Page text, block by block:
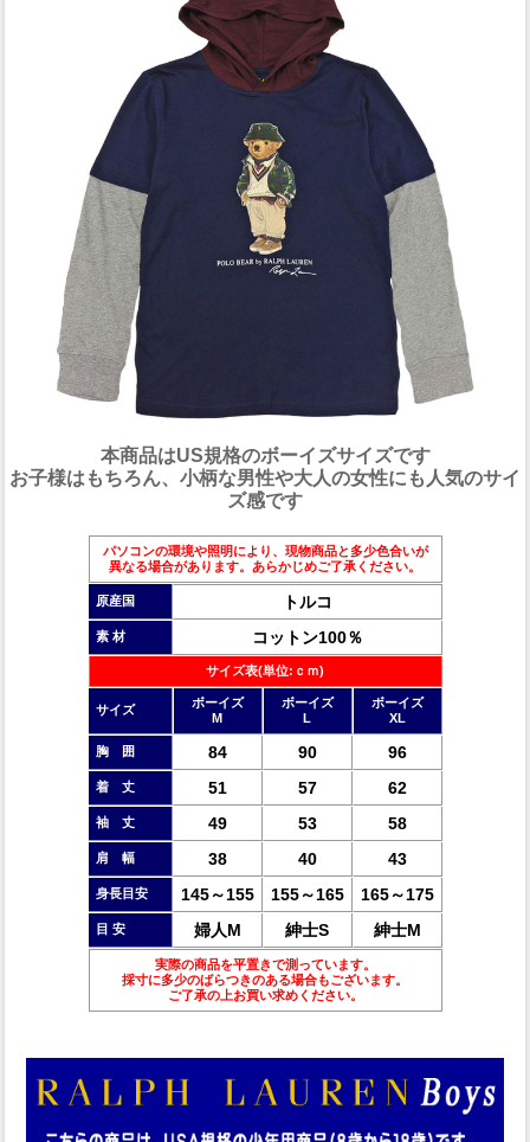
本商品はUS規格のボーイズサイズです
お子様はもちろん、小柄な男性や大人の女性にも人気のサイ
ズ感です
パソコンの環境や照明により、現物商品と多少色合いが
異なる場合があります。あらかじめご了承ください。
原産国 トルコ
素 材 コットン100％
サイズ表(単位:ｃｍ)
サイズ
ボーイズ
M
ボーイズ
L
ボーイズ
XL
胸 囲 84 90 96
着 丈 51 57 62
袖 丈 49 53 58
肩 幅 38 40 43
身長目安 145～155 155～165 165～175
目 安 婦人M 紳士S 紳士M
実際の商品を平置きで測っています。
採寸に多少のばらつきのある場合もございます。
ご了承の上お買い求めください。